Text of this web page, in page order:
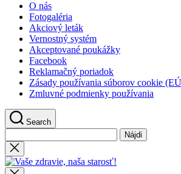
O nás
Fotogaléria
Akciový leták
Vernostný systém
Akceptované poukážky
Facebook
Reklamačný poriadok
Zásady používania súborov cookie
Zmluvné podmienky používania
Search
Close
search